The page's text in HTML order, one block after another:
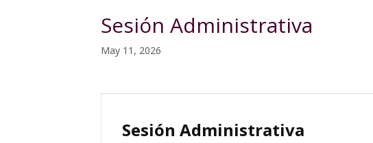
Sesión Administrativa
May 11, 2026
Sesión Administrativa